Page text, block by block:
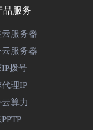
品服务
服务器
服务器
拨号
理IP
云算力